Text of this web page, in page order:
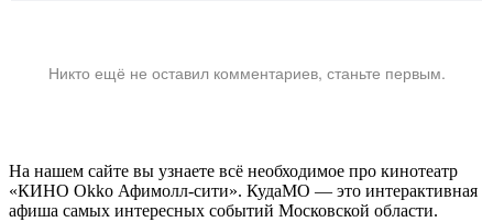
Никто ещё не оставил комментариев, станьте первым.
На нашем сайте вы узнаете всё необходимое про кинотеатр
«КИНО Okko Афимолл-сити». КудаМО — это интерактивная
афиша самых интересных событий Московской области.